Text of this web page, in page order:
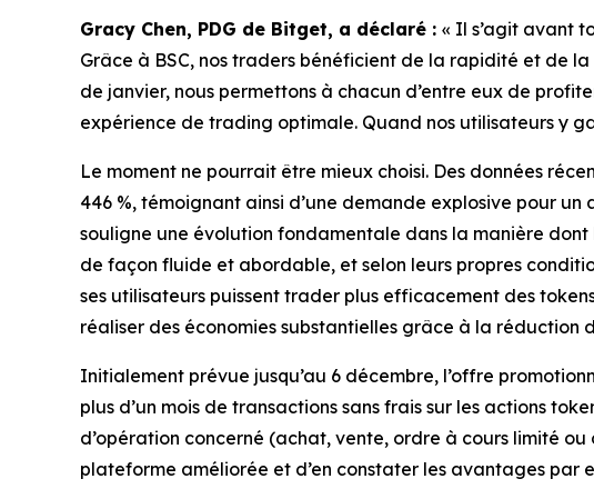
Gracy Chen, PDG de Bitget, a déclaré : « Il s’agit avant
Grâce à BSC, nos traders bénéficient de la rapidité et de
de janvier, nous permettons à chacun d’entre eux de
expérience de trading optimale. Quand nos utilisateurs y
Le moment ne pourrait être mieux choisi. Des données
446 %, témoignant ainsi d’une demande explosive pour
souligne une évolution fondamentale dans la manière
de façon fluide et abordable, et selon leurs propres
ses utilisateurs puissent trader plus efficacement des
réaliser des économies substantielles grâce à la réduction
Initialement prévue jusqu’au 6 décembre, l’offre
plus d’un mois de transactions sans frais sur les actions
d’opération concerné (achat, vente, ordre à cours limité
plateforme améliorée et d’en constater les avantages par